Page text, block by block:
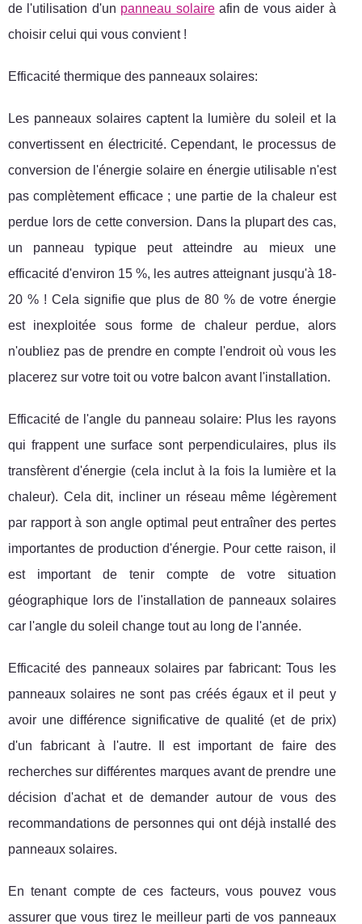
de l'utilisation d'un panneau solaireafin de vous aider à
choisir celui qui vous convient !
Efficacité thermique des panneaux solaires:
Les panneaux solaires captent la lumière du soleil et la
convertissent en électricité. Cependant, le processus de
conversion de l'énergie solaire en énergie utilisable n'est
pas complètement efficace ; une partie de la chaleur est
perdue lors de cette conversion. Dans la plupart des cas,
un panneau typique peut atteindre au mieux une
efficacité d'environ 15 %, les autres atteignant jusqu'à 18-
20 % ! Cela signifie que plus de 80 % de votre énergie
est inexploitée sous forme de chaleur perdue, alors
n'oubliez pas de prendre en compte l'endroit où vous les
placerez sur votre toit ou votre balcon avant l'installation.
Efficacité de l'angle du panneau solaire: Plus les rayons
qui frappent une surface sont perpendiculaires, plus ils
transfèrent d'énergie (cela inclut à la fois la lumière et la
chaleur). Cela dit, incliner un réseau même légèrement
par rapport à son angle optimal peut entraîner des pertes
importantes de production d'énergie. Pour cette raison, il
est important de tenir compte de votre situation
géographique lors de l'installation de panneaux solaires
car l'angle du soleil change tout au long de l'année.
Efficacité des panneaux solaires par fabricant: Tous les
panneaux solaires ne sont pas créés égaux et il peut y
avoir une différence significative de qualité (et de prix)
d'un fabricant à l'autre. Il est important de faire des
recherches sur différentes marques avant de prendre une
décision d'achat et de demander autour de vous des
recommandations de personnes qui ont déjà installé des
panneaux solaires.
En tenant compte de ces facteurs, vous pouvez vous
assurer que vous tirez le meilleur parti de vos panneaux